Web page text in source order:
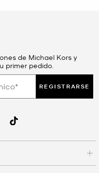
de Michael Kors y
primer pedido.
REGISTRARSE